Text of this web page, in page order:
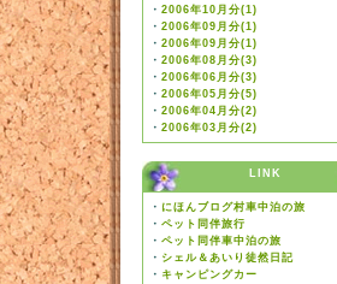
・ 2006年10月分(1)
・ 2006年09月分(1)
・ 2006年09月分(1)
・ 2006年08月分(3)
・ 2006年06月分(3)
・ 2006年05月分(5)
・ 2006年04月分(2)
・ 2006年03月分(2)
LINK
・ にほんブログ村車中泊の旅
・ ペット同伴旅行
・ ペット同伴車中泊の旅
・ シェル＆あいり徒然日記
・ キャンピングカー